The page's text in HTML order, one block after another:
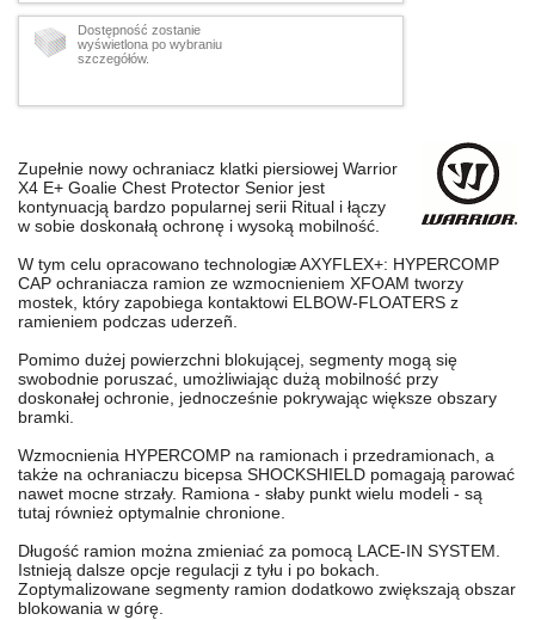
Dostępność zostanie
wyświetlona po wybraniu
szczegółów.
Zupełnie nowy ochraniacz klatki piersiowej Warrior
X4 E+ Goalie Chest Protector Senior jest
kontynuacją bardzo popularnej serii Ritual i łączy
w sobie doskonałą ochronę i wysoką mobilność.
W tym celu opracowano technologiæ AXYFLEX+: HYPERCOMP
CAP ochraniacza ramion ze wzmocnieniem XFOAM tworzy
mostek, który zapobiega kontaktowi ELBOW-FLOATERS z
ramieniem podczas uderzeñ.
Pomimo dużej powierzchni blokującej, segmenty mogą się
swobodnie poruszać, umożliwiając dużą mobilność przy
doskonałej ochronie, jednocześnie pokrywając większe obszary
bramki.
Wzmocnienia HYPERCOMP na ramionach i przedramionach, a
także na ochraniaczu bicepsa SHOCKSHIELD pomagają parować
nawet mocne strzały. Ramiona - słaby punkt wielu modeli - są
tutaj również optymalnie chronione.
Długość ramion można zmieniać za pomocą LACE-IN SYSTEM.
Istnieją dalsze opcje regulacji z tyłu i po bokach.
Zoptymalizowane segmenty ramion dodatkowo zwiększają obszar
blokowania w górę.